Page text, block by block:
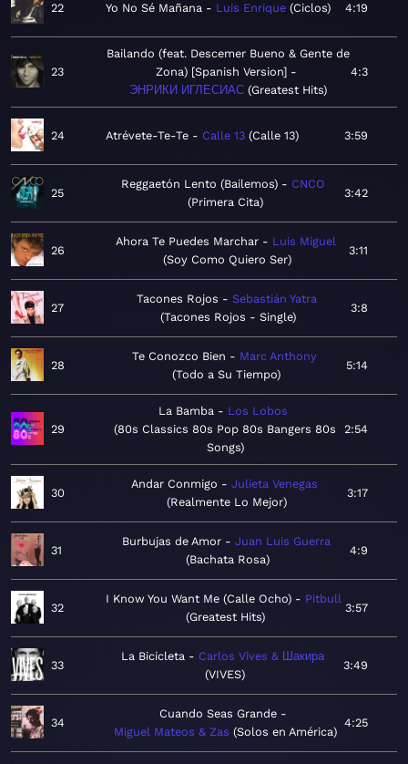
22 Yo No Sé Mañana Luis Enrique Ciclos 4:19
23
Bailando (feat. Descemer Bueno & Gente de
Zona) [Spanish Version]
ЭНРИКИ ИГЛЕСИАС Greatest Hits
4:3
24 Atrévete-Te-Te Calle 13 Calle 13 3:59
25
Reggaetón Lento (Bailemos)
CNCO
Primera Cita
3:42
26
Ahora Te Puedes Marchar
Luis Miguel
Soy Como Quiero Ser
3:11
27
Tacones Rojos
Sebastián Yatra
Tacones Rojos - Single
3:8
28
Te Conozco Bien
Marc Anthony
Todo a Su Tiempo
5:14
29
La Bamba
Los Lobos
80s Classics 80s Pop 80s Bangers 80s
Songs
2:54
30
Andar Conmigo
Julieta Venegas
Realmente Lo Mejor
3:17
31
Burbujas de Amor
Juan Luis Guerra
Bachata Rosa
4:9
32
I Know You Want Me (Calle Ocho)
Pitbull
Greatest Hits
3:57
33
La Bicicleta
Carlos Vives & Шакира
VIVES
3:49
34
Cuando Seas Grande
Miguel Mateos & Zas Solos en América
4:25